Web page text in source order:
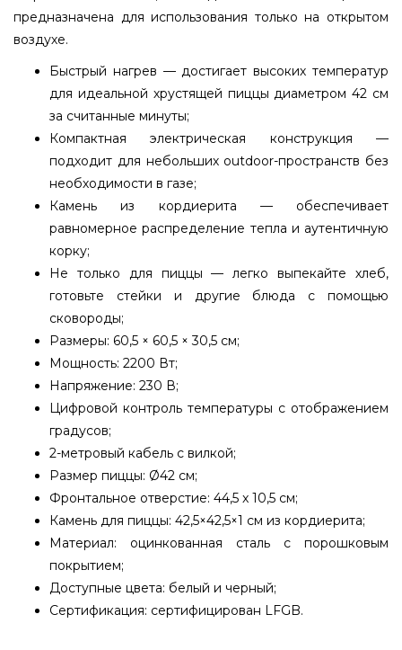
предназначена для использования только на открытом
воздухе.
Быстрый нагрев — достигает высоких температур
для идеальной хрустящей пиццы диаметром 42 см
за считанные минуты;
Компактная электрическая конструкция —
подходит для небольших outdoor-пространств без
необходимости в газе;
Камень из кордиерита — обеспечивает
равномерное распределение тепла и аутентичную
корку;
Не только для пиццы — легко выпекайте хлеб,
готовьте стейки и другие блюда с помощью
сковороды;
Размеры: 60,5 × 60,5 × 30,5 см;
Мощность: 2200 Вт;
Напряжение: 230 В;
Цифровой контроль температуры с отображением
градусов;
2-метровый кабель с вилкой;
Размер пиццы: Ø42 см;
Фронтальное отверстие: 44,5 x 10,5 см;
Камень для пиццы: 42,5×42,5×1 см из кордиерита;
Материал: оцинкованная сталь с порошковым
покрытием;
Доступные цвета: белый и черный;
Сертификация: сертифицирован LFGB.